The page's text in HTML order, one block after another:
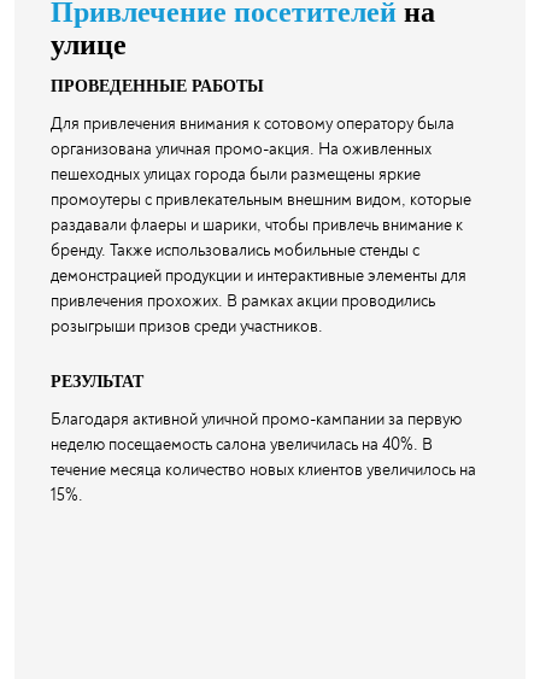
Привлечение посетителей на
улице
ПРОВЕДЕННЫЕ РАБОТЫ
Для привлечения внимания к сотовому оператору была
организована уличная промо-акция. На оживленных
пешеходных улицах города были размещены яркие
промоутеры с привлекательным внешним видом, которые
раздавали флаеры и шарики, чтобы привлечь внимание к
бренду. Также использовались мобильные стенды с
демонстрацией продукции и интерактивные элементы для
привлечения прохожих. В рамках акции проводились
розыгрыши призов среди участников.
РЕЗУЛЬТАТ
Благодаря активной уличной промо-кампании за первую
неделю посещаемость салона увеличилась на 40%. В
течение месяца количество новых клиентов увеличилось на
15%.